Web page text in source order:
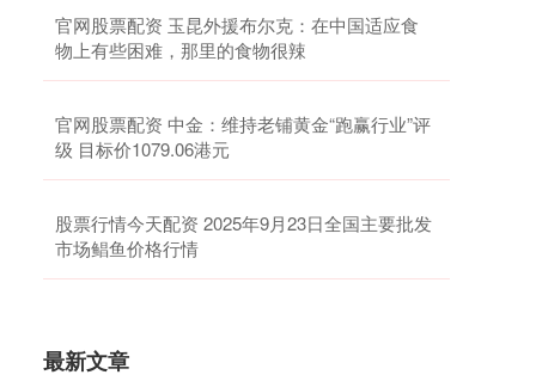
官网股票配资 玉昆外援布尔克：在中国适应食
物上有些困难，那里的食物很辣
官网股票配资 中金：维持老铺黄金“跑赢行业”评
级 目标价1079.06港元
股票行情今天配资 2025年9月23日全国主要批发
市场鲳鱼价格行情
最新文章